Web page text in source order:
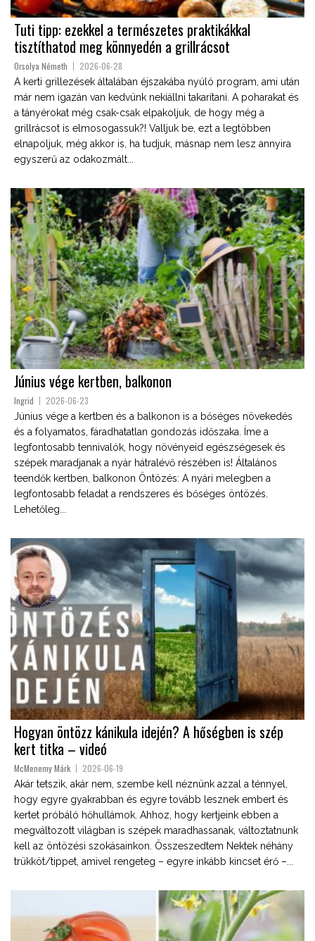
Tuti tipp: ezekkel a természetes praktikákkal
tisztíthatod meg könnyedén a grillrácsot
Orsolya Németh 2026-06-28
A kerti grillezések általában éjszakába nyúló program, ami után
már nem igazán van kedvünk nekiállni takarítani. A poharakat és
a tányérokat még csak-csak elpakoljuk, de hogy még a
grillrácsot is elmosogassuk?! Valljuk be, ezt a legtöbben
elnapoljuk, még akkor is, ha tudjuk, másnap nem lesz annyira
egyszerű az odakozmált...
Június vége kertben, balkonon
Ingrid 2026-06-23
Június vége a kertben és a balkonon is a bőséges növekedés
és a folyamatos, fáradhatatlan gondozás időszaka. Íme a
legfontosabb tennivalók, hogy növényeid egészségesek és
szépek maradjanak a nyár hátralévő részében is! Általános
teendők kertben, balkonon Öntözés: A nyári melegben a
legfontosabb feladat a rendszeres és bőséges öntözés.
Lehetőleg...
Hogyan öntözz kánikula idején? A hőségben is szép
kert titka – videó
McMenemy Márk 2026-06-19
Akár tetszik, akár nem, szembe kell néznünk azzal a ténnyel,
hogy egyre gyakrabban és egyre tovább lesznek embert és
kertet próbáló hőhullámok. Ahhoz, hogy kertjeink ebben a
megváltozott világban is szépek maradhassanak, változtatnunk
kell az öntözési szokásainkon. Összeszedtem Nektek néhány
trükköt/tippet, amivel rengeteg – egyre inkább kincset érő –...